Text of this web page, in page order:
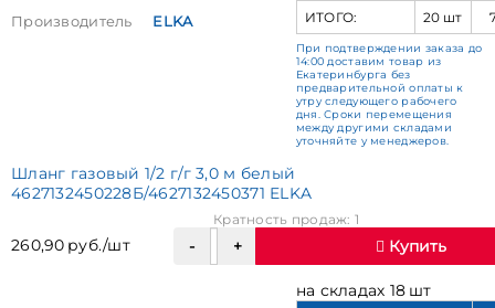
Производитель
ELKA
ИТОГО:
20 шт
При подтверждении заказа до
14:00 доставим товар из
Екатеринбурга без
предварительной оплаты к
утру следующего рабочего
дня. Сроки перемещения
между другими складами
уточняйте у менеджеров.
Шланг газовый 1/2 г/г 3,0 м белый
4627132450228Б/4627132450371 ELKA
260,90 руб./шт
Кратность продаж: 1
Купить
на складах 18 шт